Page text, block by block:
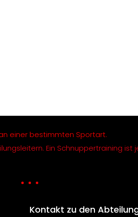
einer bestimmten Sportart.
Ein Schnuppertraining ist
Kontakt zu den